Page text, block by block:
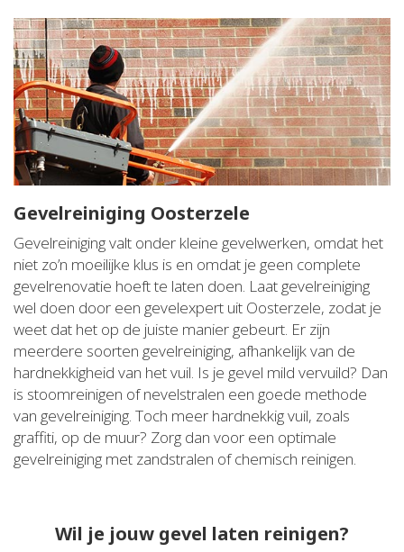
Gevelreiniging Oosterzele
Gevelreiniging valt onder kleine gevelwerken, omdat het
niet zo’n moeilijke klus is en omdat je geen complete
gevelrenovatie hoeft te laten doen. Laat gevelreiniging
wel doen door een gevelexpert uit Oosterzele, zodat je
weet dat het op de juiste manier gebeurt. Er zijn
meerdere soorten gevelreiniging, afhankelijk van de
hardnekkigheid van het vuil. Is je gevel mild vervuild? Dan
is stoomreinigen of nevelstralen een goede methode
van gevelreiniging. Toch meer hardnekkig vuil, zoals
graffiti, op de muur? Zorg dan voor een optimale
gevelreiniging met zandstralen of chemisch reinigen.
Wil je jouw gevel laten reinigen?